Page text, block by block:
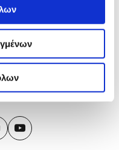
δημοσιογραφικός
αποκλειστική δωρεά
Αποστολή του είναι η
και της